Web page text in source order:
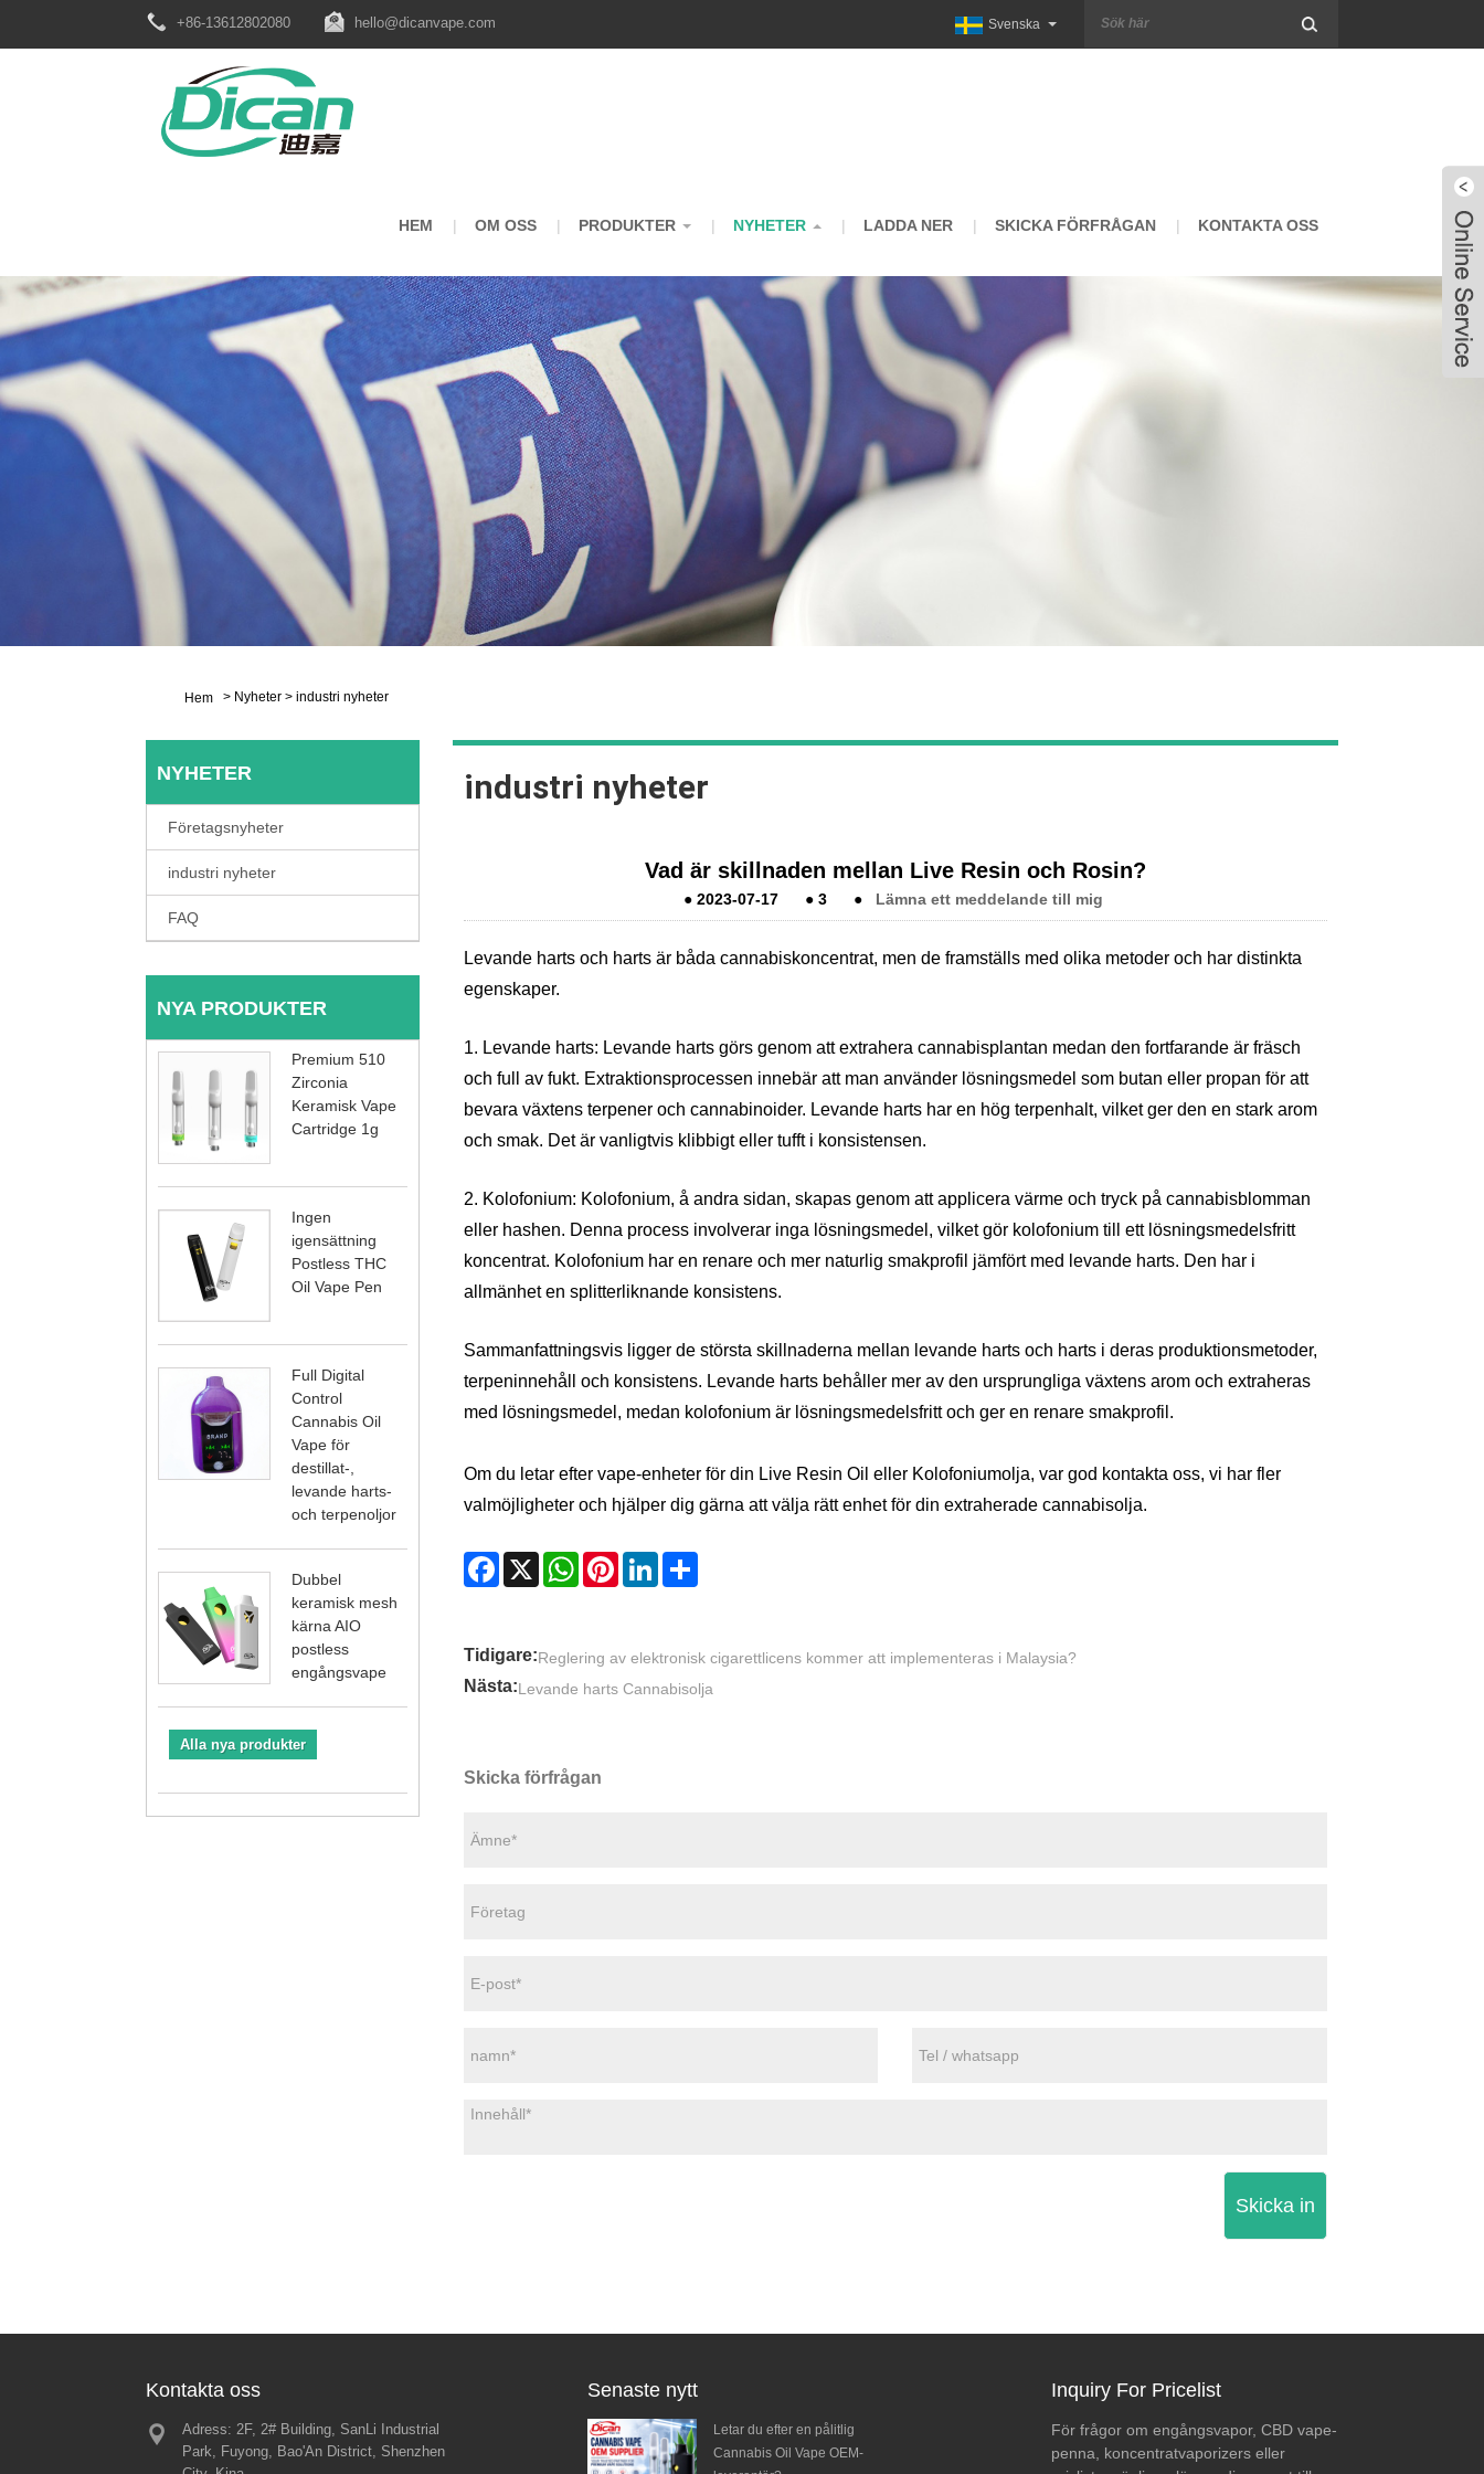
+86-13612802080 hello@dicanvape.com Svenska
HEM OM OSS PRODUKTER NYHETER LADDA NER SKICKA FÖRFRÅGAN KONTAKTA OSS
Hem > Nyheter > industri nyheter
NYHETER
Företagsnyheter
industri nyheter
FAQ
NYA PRODUKTER
Premium 510
Zirconia
Keramisk Vape
Cartridge 1g
Ingen
igensättning
Postless THC
Oil Vape Pen
Full Digital
Control
Cannabis Oil
Vape för
destillat-,
levande harts-
och terpenoljor
Dubbel
keramisk mesh
kärna AIO
postless
engångsvape
Alla nya produkter
industri nyheter
Vad är skillnaden mellan Live Resin och Rosin?
● 2023-07-17 ● 3 ● Lämna ett meddelande till mig
Levande harts och harts är båda cannabiskoncentrat, men de framställs med olika metoder och har distinkta
egenskaper.
1. Levande harts: Levande harts görs genom att extrahera cannabisplantan medan den fortfarande är fräsch
och full av fukt. Extraktionsprocessen innebär att man använder lösningsmedel som butan eller propan för att
bevara växtens terpener och cannabinoider. Levande harts har en hög terpenhalt, vilket ger den en stark arom
och smak. Det är vanligtvis klibbigt eller tufft i konsistensen.
2. Kolofonium: Kolofonium, å andra sidan, skapas genom att applicera värme och tryck på cannabisblomman
eller hashen. Denna process involverar inga lösningsmedel, vilket gör kolofonium till ett lösningsmedelsfritt
koncentrat. Kolofonium har en renare och mer naturlig smakprofil jämfört med levande harts. Den har i
allmänhet en splitterliknande konsistens.
Sammanfattningsvis ligger de största skillnaderna mellan levande harts och harts i deras produktionsmetoder,
terpeninnehåll och konsistens. Levande harts behåller mer av den ursprungliga växtens arom och extraheras
med lösningsmedel, medan kolofonium är lösningsmedelsfritt och ger en renare smakprofil.
Om du letar efter vape-enheter för din Live Resin Oil eller Kolofoniumolja, var god kontakta oss, vi har fler
valmöjligheter och hjälper dig gärna att välja rätt enhet för din extraherade cannabisolja.
Facebook
X WhatsAppPinterestLinkedInShare
Tidigare:Reglering av elektronisk cigarettlicens kommer att implementeras i Malaysia?
Nästa:Levande harts Cannabisolja
Skicka förfrågan
Skicka in
Kontakta oss
Adress: 2F, 2# Building, SanLi Industrial
Park, Fuyong, Bao'An District, Shenzhen
Senaste nytt
Glas Globe Wax Vape Pen |
Dab Pen – ren smak, smart
Letar du efter en pålitlig
Cannabis Oil Vape OEM-
Vad Trulieves NYSE-
notering betyder för
Hur man väljer en pålitlig
Inquiry For Pricelist
För frågor om engångsvapor, CBD vape-
penna, koncentratvaporizers eller